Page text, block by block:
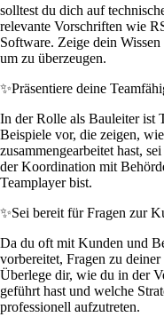
solltest du dich auf
relevante Vorschriften wie
Software. Zeige dein
um zu überzeugen.
✨Präsentiere deine
In der Rolle als Bauleiter ist
Beispiele vor, die zeigen,
zusammengearbeitet hast,
der Koordination mit
Teamplayer bist.
✨Sei bereit für Fragen zur
Da du oft mit Kunden und
vorbereitet, Fragen zu
Überlege dir, wie du in der
geführt hast und welche
professionell aufzutreten.